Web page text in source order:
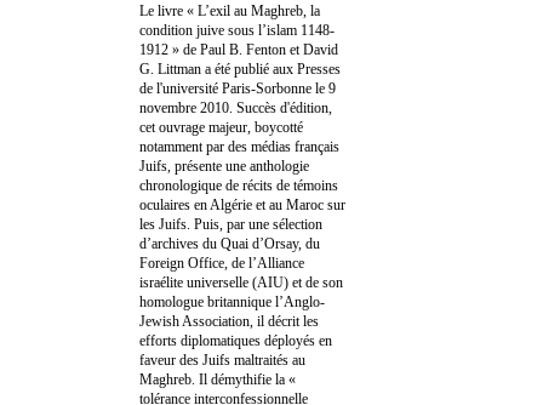
Le livre « L’exil au Maghreb, la
condition juive sous l’islam 1148-
1912 » de Paul B. Fenton et David
G. Littman a été publié aux Presses
de l'université Paris-Sorbonne le 9
novembre 2010. Succès d'édition,
cet ouvrage majeur, boycotté
notamment par des médias français
Juifs, présente une anthologie
chronologique de récits de témoins
oculaires en Algérie et au Maroc sur
les Juifs. Puis, par une sélection
d’archives du Quai d’Orsay, du
Foreign Office, de l’Alliance
israélite universelle (AIU) et de son
homologue britannique l’Anglo-
Jewish Association, il décrit les
efforts diplomatiques déployés en
faveur des Juifs maltraités au
Maghreb. Il démythifie la «
tolérance interconfessionnelle